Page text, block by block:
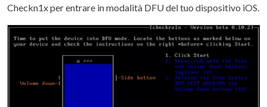
Checkn1x per entrare in modalità DFU del tuo dispositivo iOS.